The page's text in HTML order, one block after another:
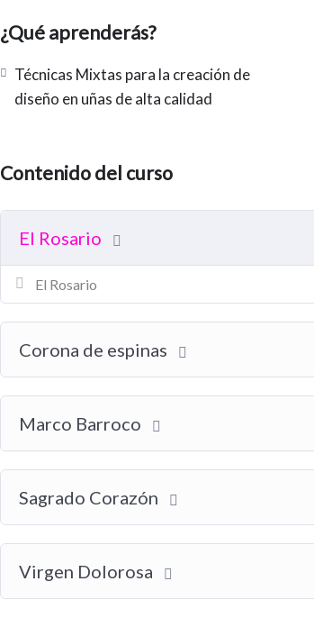
¿Qué aprenderás?
Técnicas Mixtas para la creación de
diseño en uñas de alta calidad
Contenido del curso
El Rosario
El Rosario
Corona de espinas
Marco Barroco
Sagrado Corazón
Virgen Dolorosa